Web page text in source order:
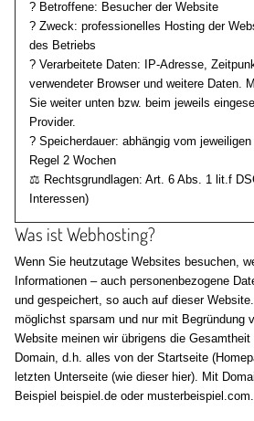
? Betroffene: Besucher der Website
? Zweck: professionelles Hosting der
des Betriebs
? Verarbeitete Daten: IP-Adresse,
verwendeter Browser und weitere Daten.
Sie weiter unten bzw. beim jeweils
Provider.
? Speicherdauer: abhängig vom
Regel 2 Wochen
⚖️ Rechtsgrundlagen: Art. 6 Abs. 1 lit.f
Interessen)
Was ist Webhosting?
Wenn Sie heutzutage Websites besuchen,
Informationen – auch personenbezogene
und gespeichert, so auch auf dieser
möglichst sparsam und nur mit Begründung
Website meinen wir übrigens die
Domain, d.h. alles von der Startseite
letzten Unterseite (wie dieser hier). Mit
Beispiel beispiel.de oder musterbeispiel.com.